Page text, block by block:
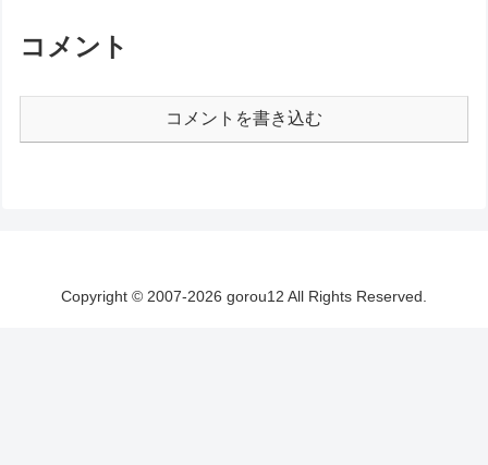
コメント
コメントを書き込む
Copyright © 2007-2026 gorou12 All Rights Reserved.